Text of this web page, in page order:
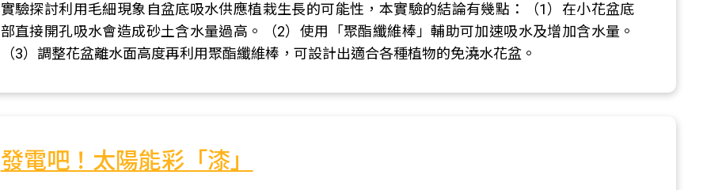
實驗探討利用毛細現象自盆底吸水供應植栽生長的可能性，本實驗的結論有幾點：（1）在小花盆底
部直接開孔吸水會造成砂土含水量過高。（2）使用「聚酯纖維棒」輔助可加速吸水及增加含水量。
（3）調整花盆離水面高度再利用聚酯纖維棒，可設計出適合各種植物的免澆水花盆。
發電吧！太陽能彩「漆」